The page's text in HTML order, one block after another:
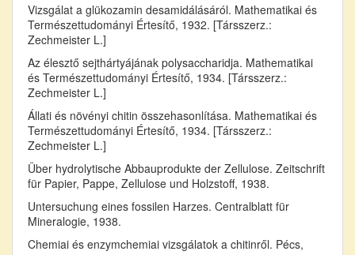
Vizsgálat a glükozamin desamidálásáról. Mathematikai és
Természettudományi Értesítő, 1932. [Társszerz.:
Zechmeister L.]
Az élesztő sejthártyájának polysaccharidja. Mathematikai
és Természettudományi Értesítő, 1934. [Társszerz.:
Zechmeister L.]
Állati és növényi chitin összehasonlítása. Mathematikai és
Természettudományi Értesítő, 1934. [Társszerz.:
Zechmeister L.]
Über hydrolytische Abbauprodukte der Zellulose. Zeitschrift
für Papier, Pappe, Zellulose und Holzstoff, 1938.
Untersuchung eines fossilen Harzes. Centralblatt für
Mineralogie, 1938.
Chemiai és enzymchemiai vizsgálatok a chitinről. Pécs,